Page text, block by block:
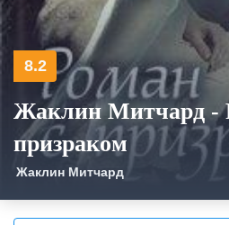
8.2
Жаклин Митчард -
призраком
Жаклин Митчард